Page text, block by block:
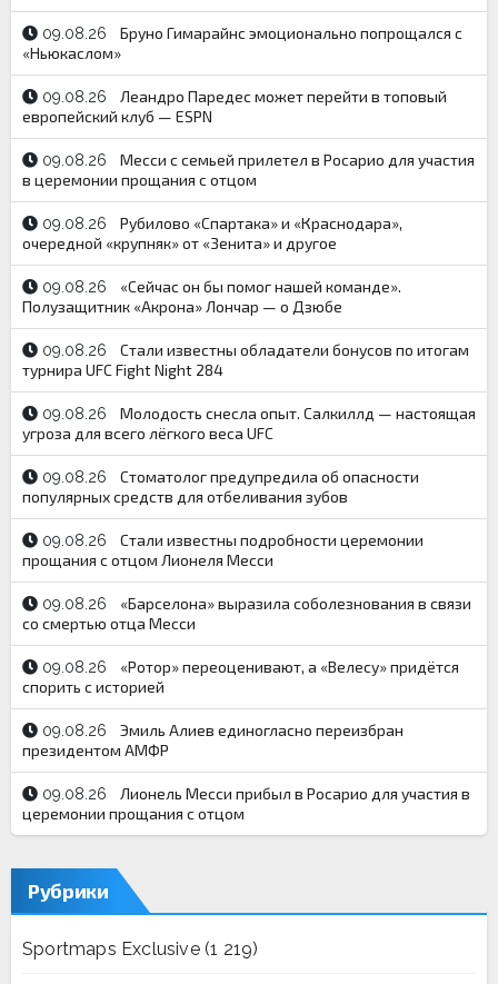
09.08.26
Бруно Гимарайнс эмоционально попрощался с
«Ньюкаслом»
09.08.26
Леандро Паредес может перейти в топовый
европейский клуб — ESPN
09.08.26
Месси с семьей прилетел в Росарио для участия
в церемонии прощания с отцом
09.08.26
Рубилово «Спартака» и «Краснодара»,
очередной «крупняк» от «Зенита» и другое
09.08.26
«Сейчас он бы помог нашей команде».
Полузащитник «Акрона» Лончар — о Дзюбе
09.08.26
Стали известны обладатели бонусов по итогам
турнира UFC Fight Night 284
09.08.26
Молодость снесла опыт. Салкиллд — настоящая
угроза для всего лёгкого веса UFC
09.08.26
Стоматолог предупредила об опасности
популярных средств для отбеливания зубов
09.08.26
Стали известны подробности церемонии
прощания с отцом Лионеля Месси
09.08.26
«Барселона» выразила соболезнования в связи
со смертью отца Месси
09.08.26
«Ротор» переоценивают, а «Велесу» придётся
спорить с историей
09.08.26
Эмиль Алиев единогласно переизбран
президентом АМФР
09.08.26
Лионель Месси прибыл в Росарио для участия в
церемонии прощания с отцом
Рубрики
Sportmaps Exclusive(1 219)